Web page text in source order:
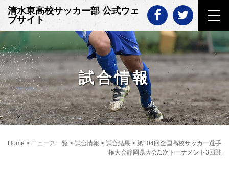
Skip
to
content
清水東高校サッカー部 公式ウェ
ブサイト
試合情報
Home > ニュース一覧 > 試合情報 > 試合結果 > 第104回全国高校サッカー選手
権大会静岡県大会/1次トーナメント3回戦